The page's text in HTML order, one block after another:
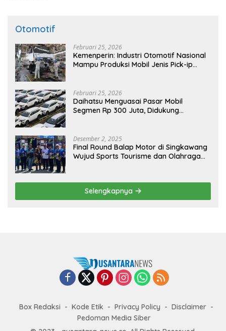
Otomotif
Februari 25, 2026
Kemenperin: Industri Otomotif Nasional
Mampu Produksi Mobil Jenis Pick-ip
Februari 25, 2026
Daihatsu Menguasai Pasar Mobil
Segmen Rp 300 Juta, Didukung
Desember 2, 2025
Final Round Balap Motor di Singkawang
Wujud Sports Tourisme dan Olahraga
Selengkapnya
Box Redaksi Kode Etik Privacy Policy
Disclaimer
Pedoman Media Siber